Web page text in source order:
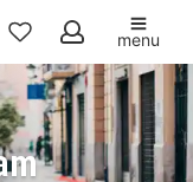
Meine
Favoriten
menu